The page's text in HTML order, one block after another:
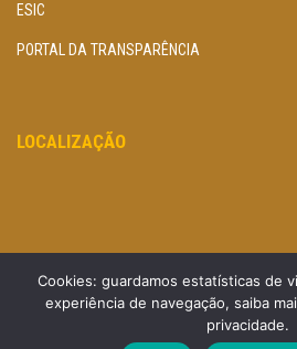
ESIC
PORTAL DA TRANSPARÊNCIA
LOCALIZAÇÃO
Cookies: guardamos estatísticas de
experiência de navegação, saiba
privacidade.